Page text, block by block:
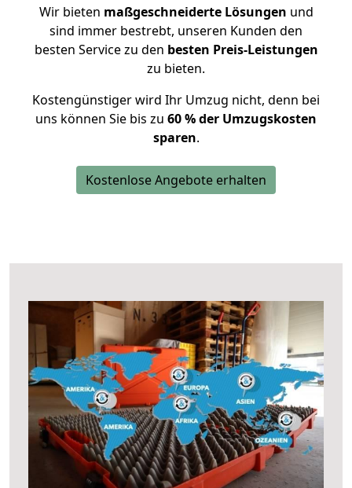
Wir bieten maßgeschneiderte Lösungen und
sind immer bestrebt, unseren Kunden den
besten Service zu den besten Preis-Leistungen
zu bieten.
Kostengünstiger wird Ihr Umzug nicht, denn bei
uns können Sie bis zu 60 % der Umzugskosten
sparen.
Kostenlose Angebote erhalten